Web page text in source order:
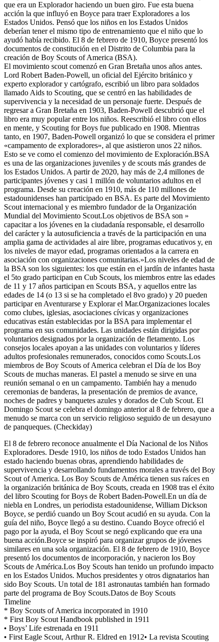
que era un Explorador haciendo un buen giro. Fue esta buena
acción la que influyó en Boyce para traer Exploradores a los
Estados Unidos. Pensó que los niños en los Estados Unidos
deberían tener el mismo tipo de entrenamiento que el niño que lo
ayudó había recibido. El 8 de febrero de 1910, Boyce presentó los
documentos de constitución en el Distrito de Columbia para la
creación de Boy Scouts of America (BSA).
El movimiento scout comenzó en Gran Bretaña unos años antes.
Lord Robert Baden-Powell, un oficial del Ejército británico y
experto explorador y cartógrafo, escribió un libro para soldados
llamado Aids to Scouting, que se centró en las habilidades de
supervivencia y la necesidad de un personaje fuerte. Después de
regresar a Gran Bretaña en 1903, Baden-Powell descubrió que el
libro era muy popular entre los niños. Reescribió el libro con ellos
en mente, y Scouting for Boys fue publicado en 1908. Mientras
tanto, en 1907, Baden-Powell organizó lo que se considera el primer
«campamento de exploradores», al que asistieron unos 22 niños.
Esto se ve como el comienzo del movimiento de Exploración.BSA
es una de las organizaciones juveniles y de scouts más grandes de
los Estados Unidos. A partir de 2020, hay más de 2,4 millones de
participantes jóvenes y casi 1 millón de voluntarios adultos en el
programa. Desde su creación en 1910, más de 110 millones de
estadounidenses han participado en BSA. Es parte del Movimiento
Scout internacional y es miembro fundador de la Organización
Mundial del Movimiento Scout.Los objetivos de BSA son »
capacitar a los jóvenes en la ciudadanía responsable, el desarrollo
del carácter y la autosuficiencia a través de la participación en una
amplia gama de actividades al aire libre, programas educativos y, en
los niveles de mayor edad, programas orientados a la carrera en
asociación con organizaciones comunitarias.»Los niveles de edad de
la BSA son los siguientes: los que están en el jardín de infantes hasta
el 5to grado participan en Cub Scouts, los miembros entre las edades
de 11 y 17 años participan en Scouts BSA, y aquellos entre las
edades de 14 (o 13 si se ha completado el 8vo grado) y 20 pueden
participar en Aventurarse y Explorar el Mar.Organizaciones locales
como clubes, iglesias, asociaciones cívicas y organizaciones
educativas están establecidas por la BSA para implementar el
programa en sus comunidades. Las unidades están dirigidas por
voluntarios designados por la organización de fletamento. Los
consejos locales apoyan a las unidades con voluntarios y líderes
adultos profesionales remunerados, conocidos como Scouts.Los
miembros de Boy Scouts of America celebran el Día de los Boy
Scouts de muchas maneras. El pastel a menudo se sirve en una
reunión semanal o en un campamento. También hay a menudo
ceremonias de banderas, la presentación de premios de avance,
noches de padres y banquetes azules y dorados de Cub Scout. El
Domingo Scout se celebra el domingo anterior al 8 de febrero, que a
menudo se marca con un servicio religioso seguido de un desayuno
de panqueques. (Checkiday)
El 8 de febrero reconoce anualmente el Día Nacional de los Niños
Exploradores. Desde 1910, los niños de todo Estados Unidos han
estado haciendo buenas obras, aprendiendo habilidades de
supervivencia y desarrollando fundamentos morales a través del Boy
Scout of America. Los Boy Scouts de América tienen sus raíces en
la organización británica de Boy Scouts, creada en 1908 tras el éxito
del libro Scouting for Boys de Robert Baden-Powell.En un día de
niebla en Londres, un periodista estadounidense, William Dickson
Boyce, se perdió cuando un Boy Scout acudió en su ayuda. Con la
guía del niño, Boyce llegó a su destino. Cuando Boyce ofreció el
pago por la ayuda, el Boy Scout se negó explicando que era una
buena acción.Boyce se inspiró para organizar grupos de jóvenes
similares en una sola organización. El 8 de febrero de 1910, Boyce
presentó los documentos de incorporación, y nacieron los Boy
Scouts de América.Los Boy Scouts han tenido un profundo impacto
en los Estados Unidos. Muchos presidentes y otros dignatarios han
sido Boy Scouts. Un total de 181 astronautas también han formado
parte del programa de Boy Scouts.Datos de Boy Scouts
Timeline
* Boy Scouts of America incorporated in 1910
* First Boy Scout Handbook published in 1911
• Boys’ Life estrenada en 1911
• First Eagle Scout, Arthur R. Eldred en 1912• La revista Scouting